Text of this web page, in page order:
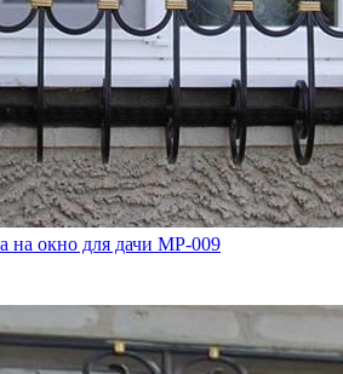
на окно для дачи МР-009